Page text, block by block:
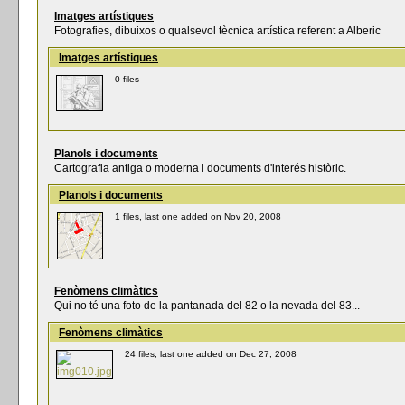
Imatges artístiques
Fotografies, dibuixos o qualsevol tècnica artística referent a Alberic
Imatges artístiques
0 files
Planols i documents
Cartografia antiga o moderna i documents d'interés històric.
Planols i documents
1 files, last one added on Nov 20, 2008
Fenòmens climàtics
Qui no té una foto de la pantanada del 82 o la nevada del 83...
Fenòmens climàtics
24 files, last one added on Dec 27, 2008